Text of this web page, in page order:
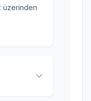
üzerinden